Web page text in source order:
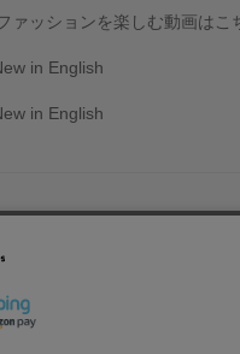
ァッションを楽しむ動画はこ
in English
in English
ー
律